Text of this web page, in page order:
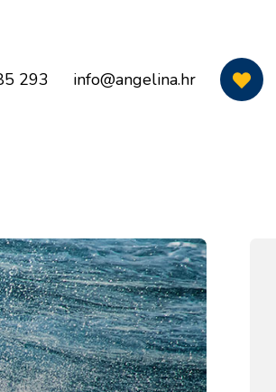
293 info@angelina.hr